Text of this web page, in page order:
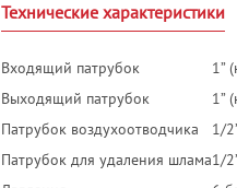
Технические характеристики
Входящий патрубок
1”
Выходящий патрубок
1”
Патрубок воздухоотводчика
1/
Патрубок для удаления шлама1/